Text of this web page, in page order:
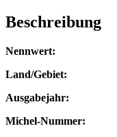
Beschreibung
Land/Gebiet:
Michel-